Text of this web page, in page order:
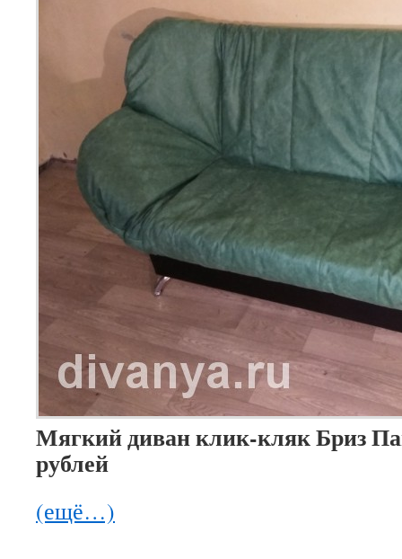
Мягкий диван клик-кляк Бриз
рублей
(ещё…)